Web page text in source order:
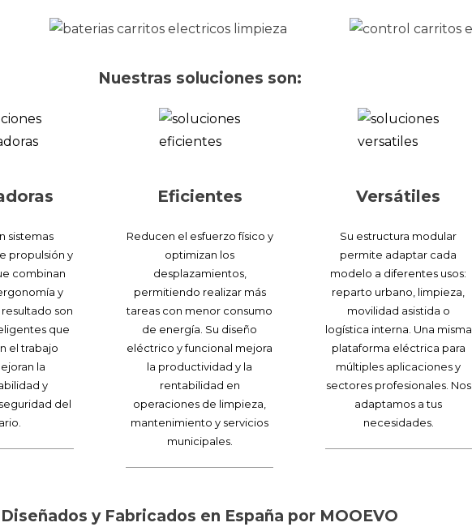
Nuestras soluciones son:
sistemas
propulsión y
combinan
y
son
que
el trabajo
la
y
del
Eficientes
Reducen el esfuerzo físico y
optimizan los
desplazamientos,
permitiendo realizar más
tareas con menor consumo
de energía. Su diseño
eléctrico y funcional mejora
la productividad y la
rentabilidad en
operaciones de limpieza,
mantenimiento y servicios
municipales.
Versátiles
Su estructura modular
permite adaptar cada
modelo a diferentes usos:
reparto urbano, limpieza,
movilidad asistida o
logística interna. Una misma
plataforma eléctrica para
múltiples aplicaciones y
sectores profesionales. Nos
adaptamos a tus
necesidades.
Diseñados y Fabricados en España por MOOEVO